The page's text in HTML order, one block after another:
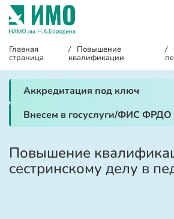
Главная
страница
/ Повышение
квалификации
/
Аккредитация под ключ
Внесем в госуслуги/ФИС ФРДО
Повышение
сестринскому делу в